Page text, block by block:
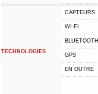
TECHNOLOGIES
CAPTEURS
WI-FI
BLUETOOTH
GPS
EN OUTRE